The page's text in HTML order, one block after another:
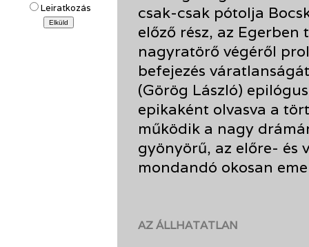
Leiratkozás
csak-csak pótolja
előző rész, az
nagyratörő végéről
befejezés
(Görög László)
epikaként olvasva a
működik a nagy
gyönyörű, az előre- és
mondandó okosan
AZ ÁLLHATATLAN